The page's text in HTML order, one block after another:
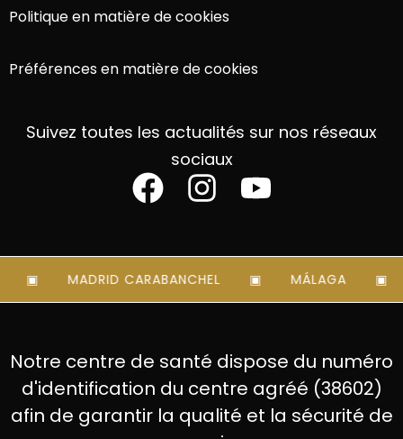
Politique en matière de cookies
Préférences en matière de cookies
Suivez toutes les actualités sur nos réseaux
sociaux
MADRID CARABANCHEL MÁLAGA
Notre centre de santé dispose du numéro
d'identification du centre agréé (38602)
afin de garantir la qualité et la sécurité de